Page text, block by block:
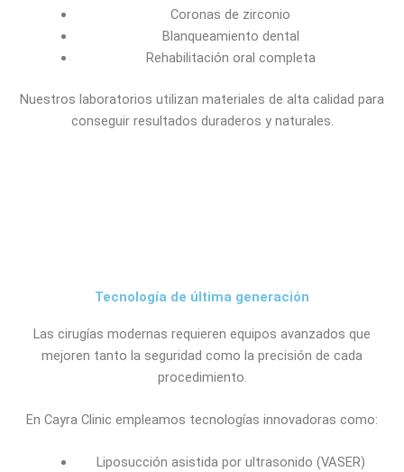
Coronas de zirconio
Blanqueamiento dental
Rehabilitación oral completa
Nuestros laboratorios utilizan materiales de alta calidad para
conseguir resultados duraderos y naturales.
Tecnología de última generación
Las cirugías modernas requieren equipos avanzados que
mejoren tanto la seguridad como la precisión de cada
procedimiento.
En Cayra Clinic empleamos tecnologías innovadoras como:
Liposucción asistida por ultrasonido (VASER)